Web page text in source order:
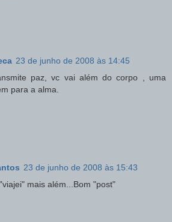
23 de junho de 2008 às 14:45
paz, vc vai além do corpo , uma
para a alma.
23 de junho de 2008 às 15:43
mais além...Bom "post"